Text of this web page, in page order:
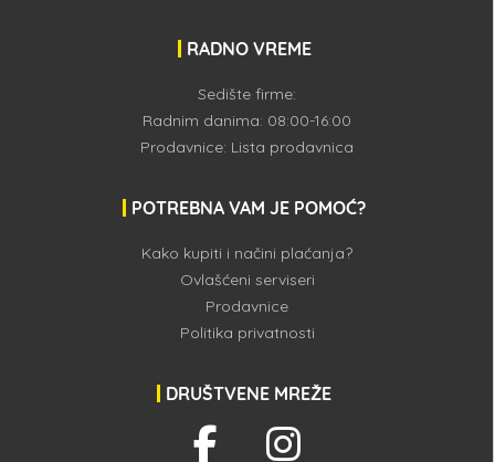
RADNO VREME
Sedište firme:
Radnim danima: 08:00-16:00
Prodavnice: Lista prodavnica
POTREBNA VAM JE POMOĆ?
Kako kupiti i načini plaćanja?
Ovlašćeni serviseri
Prodavnice
Politika privatnosti
DRUŠTVENE MREŽE